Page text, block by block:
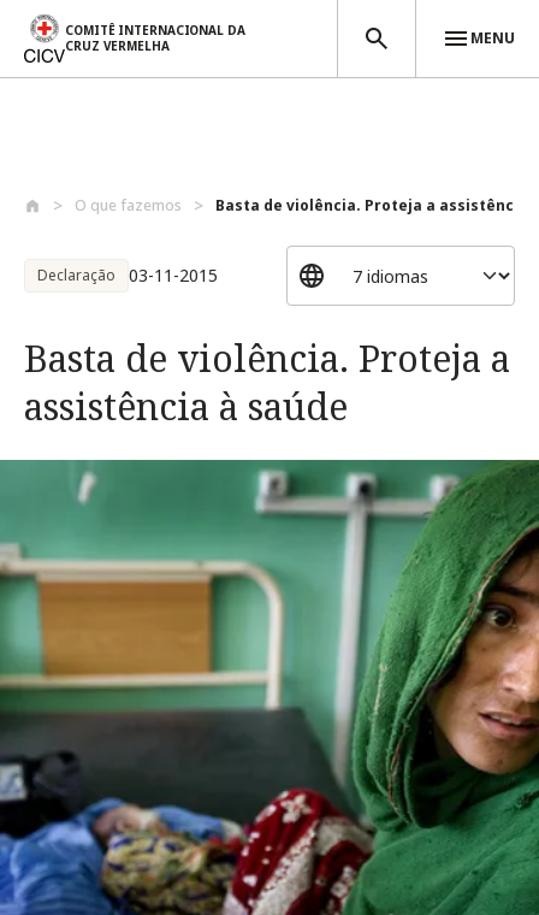
COMITÊ INTERNACIONAL DA
CRUZ VERMELHA
MENU
O que fazemos Basta de violência. Proteja a assistênci...
Declaração 03-11-2015
Basta de violência. Proteja a
assistência à saúde